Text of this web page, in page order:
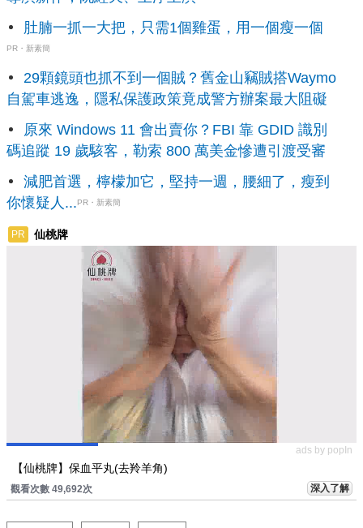
肚腩一抓一大把，只需1個雞蛋，用一個瘦一個
PR・新素簡
29顆鏡頭也抓不到一個賊？舊金山竊賊搭Waymo
自駕車逃逸，隱私保護政策竟成警方辦案最大阻礙
原來 Windows 11 會出賣你？FBI 靠 GDID 識別
碼追蹤 19 歲駭客，勒索 800 萬美金慘遭引渡受審
減肥首選，檸檬加它，堅持一週，腰細了，瘦到
你懷疑人...PR・新素簡
PR 仙桃牌
ads by popIn
【仙桃牌】保血平丸(去羚羊角)
觀看次數 49,692次 深入了解